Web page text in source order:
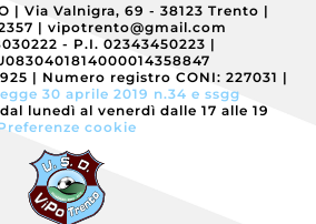
| Via Valnigra, 69 - 38123 Trento |
| vipotrento@gmail.com
- P.I. 02343450223 |
| Numero registro CONI: 227031 |
30 aprile 2019 n.34 e ssgg
lunedì al venerdì dalle 17 alle 19
cookie